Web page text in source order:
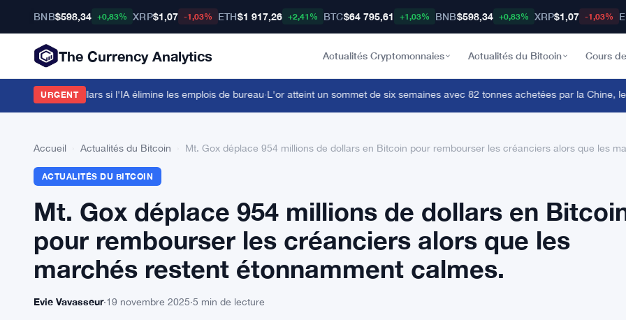
BNB$598,34 +0,83% XRP$1,07 -1,03% ETH$1 917,26 +2,41% BTC$64 795,61 +1,03% BNB$598,34 +0,83% XRP$1,07 -1,03%
The Currency Analytics Actualités Cryptomonnaies Actualités du Bitcoin Cours
URGENT
million de dollars si l'IA élimine les emplois de bureau·L'or atteint un sommet de six semaines avec 82 tonnes achetées par la Chine, le
Accueil Actualités du Bitcoin Mt. Gox déplace 954 millions de dollars en Bitcoin pour rembourser les créanciers alors que les
ACTUALITÉS DU BITCOIN
Mt. Gox déplace 954 millions de dollars en
pour rembourser les créanciers alors que les
marchés restent étonnamment calmes.
Evie Vavasseur·19 novembre 2025·5 min de lecture